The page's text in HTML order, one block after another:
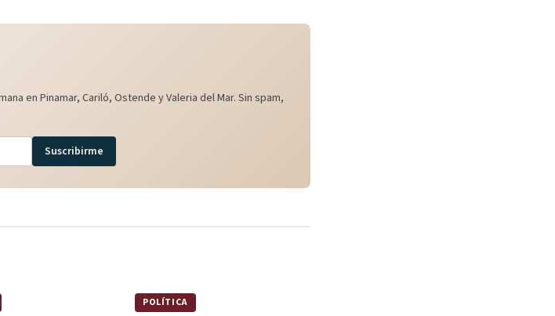
en Pinamar, Cariló, Ostende y Valeria del Mar. Sin spam,
Suscribirme
POLÍTICA